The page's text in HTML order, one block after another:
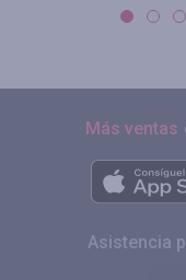
Más ventas
Asistencia